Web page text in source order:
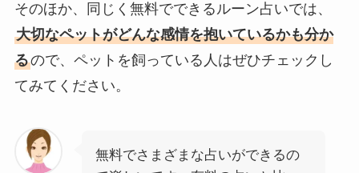
そのほか、同じく無料でできるルーン占いでは、
大切なペットがどんな感情を抱いているかも分か
るので、ペットを飼っている人はぜひチェックし
てみてください。
無料でさまざまな占いができるの